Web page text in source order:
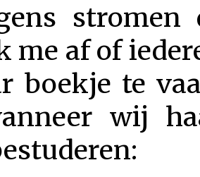
me af of
boekje te
wij